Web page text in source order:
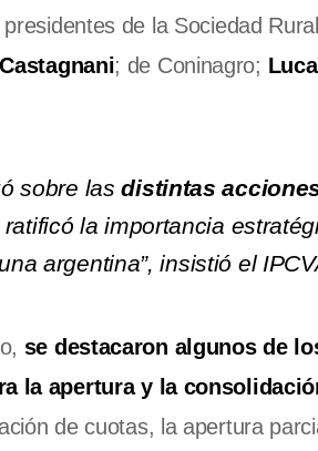
de la Sociedad
; de Coninagro;
sobre lasdistintas
ratificó la importancia
argentina”, insistió el
se destacaron algunos de
la apertura y la
de cuotas, la apertura